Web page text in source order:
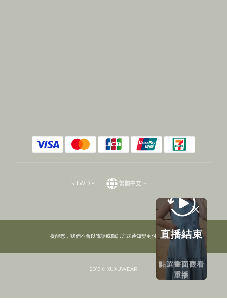
$ TWD 繁體中文
提醒您，我們不會以電話或簡訊方式通知變更付款方式。
2019 © XUXUWEAR
直播結束
點選畫面觀看
重播